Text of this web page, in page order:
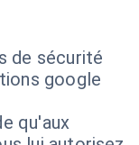
de sécurité
google
qu'aux